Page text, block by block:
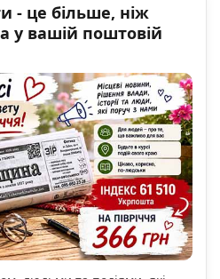
- це більше, ніж
у вашій поштовій